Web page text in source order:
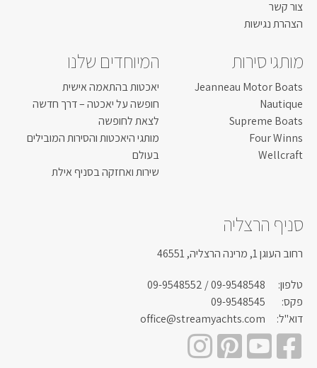
צור קשר
הצהרת נגישות
מותגי סירות
Jeanneau Motor Boats
Nautique
Supreme Boats
Four Winns
Wellcraft
המיוחדים שלנו
יאכטות בהתאמה אישית
חופשה על יאכטה – דרך חדשה
לצאת לחופשה
מותגי היאכטות והסירות המובילים
בעולם
שירות ואחזקה בסניף אילת
סניף הרצליה
רחוב העוגן 1, מרינה הרצליה, 46551
טלפון: 09-9548548
/ 09-9548552
פקס:
09-9548545
דוא"ל:
office@streamyachts.com